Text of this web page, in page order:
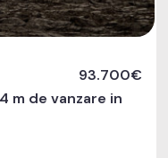
93.700€
m de vanzare in